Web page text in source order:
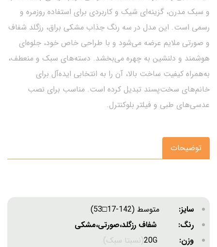
و سبک مدرن، گزینه‌ای شیک و کاربردی برای استفاده روزمره و
رسمی است. این مدل در سه رنگ جذاب مشکی براق، رزگلد شفاف
و صورتی ملایم عرضه می‌شود و با طراحی خاص خود، جلوه‌ای
هوشمند و دلنشین به چهره می‌بخشد. دسته‌های سبک و منعطف،
به‌همراه کیفیت ساخت بالا، آن را به انتخابی ایده‌آل برای
خانم‌های سخت‌پسند تبدیل کرده است. مناسب برای نصب
عدسی‌های طبی و فیلتر بلوکنترل.
توضیحات
سایز: متوسط (142-17□53)
رنگ: شفاف رزگلد،صورتی،مشکی
وزن:
(نسبتا سبک)